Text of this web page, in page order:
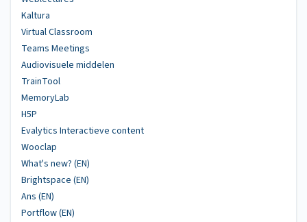
Kaltura
Virtual Classroom
Teams Meetings
Audiovisuele middelen
TrainTool
MemoryLab
H5P
Evalytics Interactieve content
Wooclap
What's new? (EN)
Brightspace (EN)
Ans (EN)
Portflow (EN)